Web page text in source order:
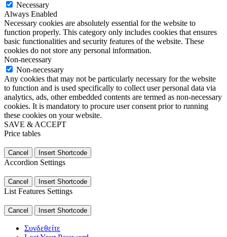
Necessary
Always Enabled
Necessary cookies are absolutely essential for the website to
function properly. This category only includes cookies that ensures
basic functionalities and security features of the website. These
cookies do not store any personal information.
Non-necessary
Non-necessary
Any cookies that may not be particularly necessary for the website
to function and is used specifically to collect user personal data via
analytics, ads, other embedded contents are termed as non-necessary
cookies. It is mandatory to procure user consent prior to running
these cookies on your website.
SAVE & ACCEPT
Price tables
Cancel Insert Shortcode
Accordion Settings
Cancel Insert Shortcode
List Features Settings
Cancel Insert Shortcode
Συνδεθείτε